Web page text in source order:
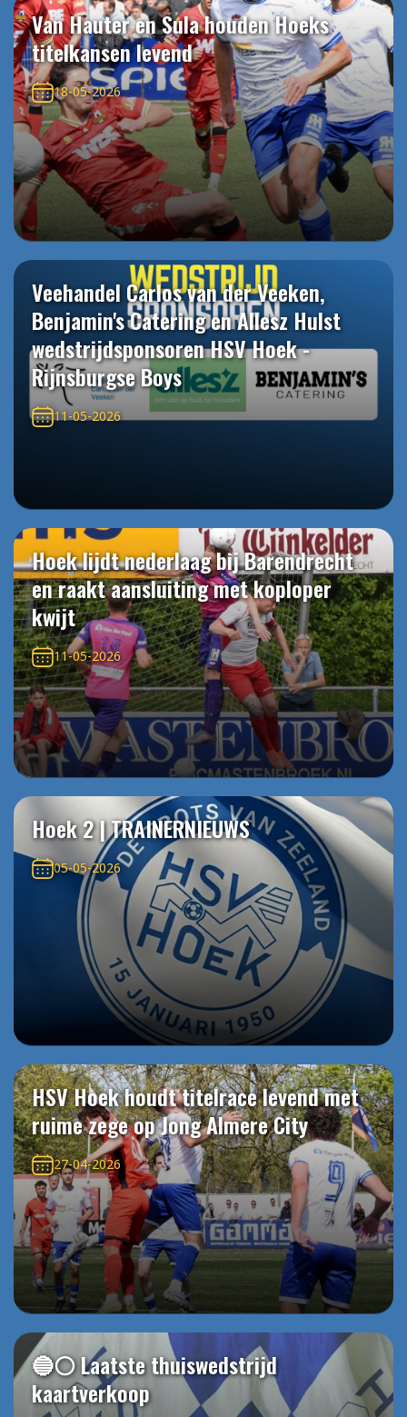
Van Hauter en Sula houden Hoeks
titelkansen levend
18-05-2026
Veehandel Carlos van der Veeken,
Benjamin's Catering en Allesz Hulst
wedstrijdsponsoren HSV Hoek -
Rijnsburgse Boys
11-05-2026
Hoek lijdt nederlaag bij Barendrecht
en raakt aansluiting met koploper
kwijt
11-05-2026
Hoek 2 | TRAINERNIEUWS
05-05-2026
HSV Hoek houdt titelrace levend met
ruime zege op Jong Almere City
27-04-2026
🔵⚪️ Laatste thuiswedstrijd
kaartverkoop